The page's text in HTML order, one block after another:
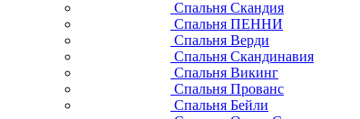
Спальня Скандия
Спальня ПЕННИ
Спальня Верди
Спальня Скандинавия
Спальня Викинг
Спальня Прованс
Спальня Бейли